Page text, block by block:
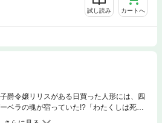
試し読み カートへ
爵令嬢リリスがある日買った人形には、四
ベラの魂が宿っていた!?「わたくしは死ん
車ながら一途に夫の大公閣下を思うガー様